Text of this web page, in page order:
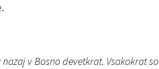
v Bosno devetkrat. Vsakokrat so